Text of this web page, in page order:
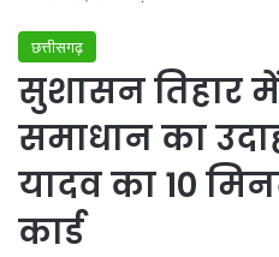
छत्तीसगढ़
सुशासन तिहार में
समाधान का
यादव का 10
कार्ड